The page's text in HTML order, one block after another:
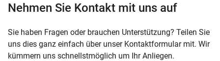
Nehmen Sie Kontakt mit uns auf
Sie haben Fragen oder brauchen Unterstützung? Teilen Sie
uns dies ganz einfach über unser Kontaktformular mit. Wir
kümmern uns schnellstmöglich um Ihr Anliegen.